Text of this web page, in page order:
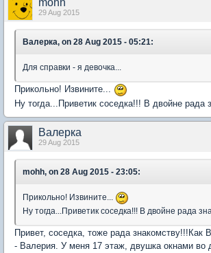
mohh
29 Aug 2015
Валерка, on 28 Aug 2015 - 05:21:
Для справки - я девочка...
Прикольно! Извините...
Ну тогда...Приветик соседка!!! В двойне рада
Валерка
29 Aug 2015
mohh, on 28 Aug 2015 - 23:05:
Прикольно! Извините...
Ну тогда...Приветик соседка!!! В двойне рада
Привет, соседка, тоже рада знакомству!!!Как
- Валерия. У меня 17 этаж, двушка окнами во